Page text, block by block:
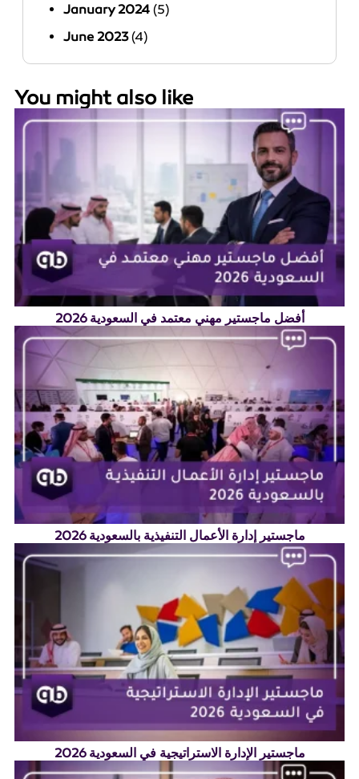
January 2024 (5)
June 2023(4)
You might also like
أفضل ماجستير مهني معتمد في السعودية 2026
ماجستير إدارة الأعمال التنفيذية بالسعودية 2026
ماجستير الإدارة الاستراتيجية في السعودية 2026